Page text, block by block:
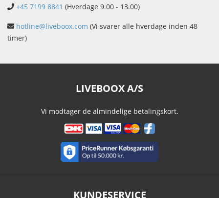
+45 7199 8841 (Hverdage 9.00 - 13.00)
hotline@liveboox.com (Vi svarer alle hverdage inden 48
timer)
LIVEBOOX A/S
Vi modtager de almindelige betalingskort.
KUNDESERVICE